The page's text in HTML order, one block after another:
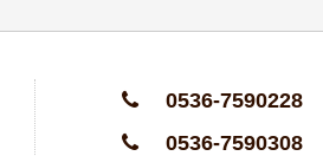
0536-7590228
0536-7590308